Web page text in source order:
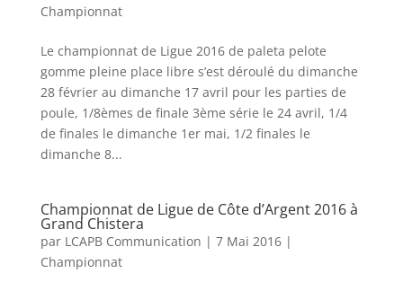
Championnat
Le championnat de Ligue 2016 de paleta pelote
gomme pleine place libre s’est déroulé du dimanche
28 février au dimanche 17 avril pour les parties de
poule, 1/8èmes de finale 3ème série le 24 avril, 1/4
de finales le dimanche 1er mai, 1/2 finales le
dimanche 8...
Championnat de Ligue de Côte d’Argent 2016 à
Grand Chistera
par LCAPB Communication | 7 Mai 2016|
Championnat